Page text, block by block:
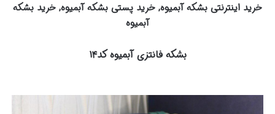
خرید اینترنتی بشکه آبمیوه, خرید پستی بشکه آبمیوه, خرید بشکه
آبمیوه
بشکه فانتزی آبمیوه کد۱۴